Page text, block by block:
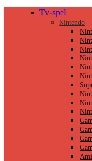
Tv-spel
Nintendo